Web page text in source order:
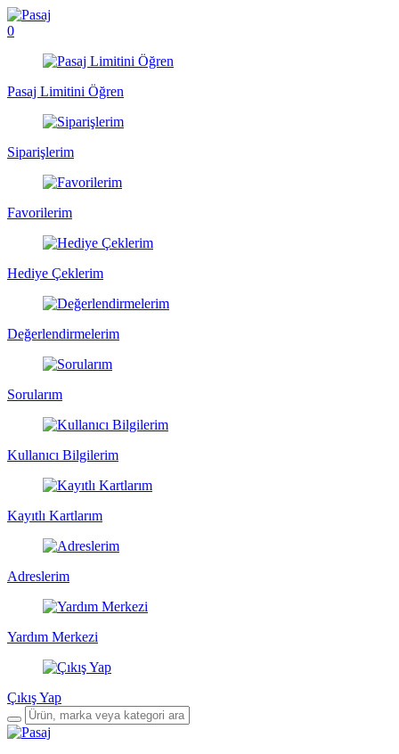
0
Pasaj Limitini Öğren
Siparişlerim
Favorilerim
Hediye Çeklerim
Değerlendirmelerim
Sorularım
Kullanıcı Bilgilerim
Kayıtlı Kartlarım
Adreslerim
Yardım Merkezi
Çıkış Yap